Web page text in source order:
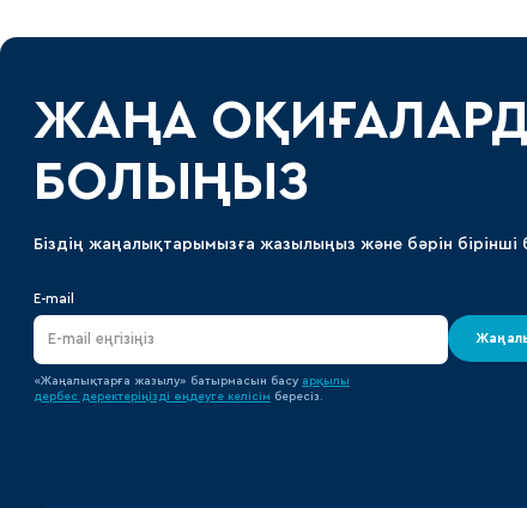
ЖАҢА
БОЛЫҢЫЗ
Біздің жаңалықтарымызға жазылыңыз және бәрін бірінші
E-mail
«Жаңалықтарға жазылу» батырмасын басу арқылы
дербес деректеріңізді өңдеуге келісім бересіз.